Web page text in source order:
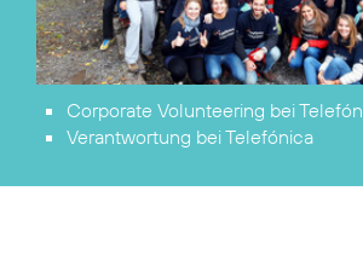
Corporate Volunteering bei
Verantwortung bei Telefónica